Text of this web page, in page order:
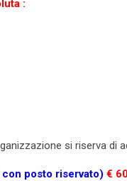
:
si riserva di
posto riservato) €